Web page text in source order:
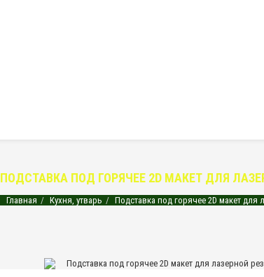
ПОДСТАВКА ПОД ГОРЯЧЕЕ 2D МАКЕТ ДЛЯ
Главная Кухня, утварь Подставка под горячее 2D макет для